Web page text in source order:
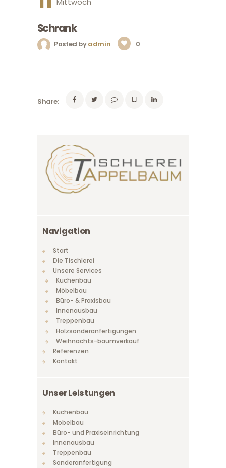
Schrank
Posted byadmin 0
Share:
Navigation
Start
Die Tischlerei
Unsere Services
Küchenbau
Möbelbau
Büro- & Praxisbau
Innenausbau
Treppenbau
Holzsonderanfertigungen
Weihnachts-baumverkauf
Referenzen
Kontakt
Unser Leistungen
Küchenbau
Möbelbau
Büro- und Praxiseinrichtung
Innenausbau
Treppenbau
Sonderanfertigung